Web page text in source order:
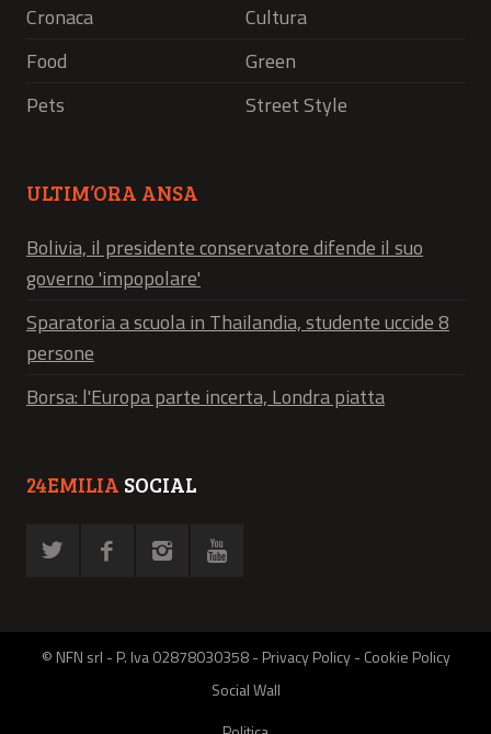
Cronaca
Cultura
Food
Green
Pets
Street Style
ULTIM’ORA ANSA
Bolivia, il presidente conservatore difende il suo
governo 'impopolare'
Sparatoria a scuola in Thailandia, studente uccide 8
persone
Borsa: l'Europa parte incerta, Londra piatta
24EMILIA SOCIAL
© NFN srl - P. Iva 02878030358 -Privacy Policy-Cookie Policy
Social Wall